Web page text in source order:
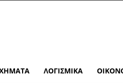
ΛΟΓΙΣΜΙΚΆ